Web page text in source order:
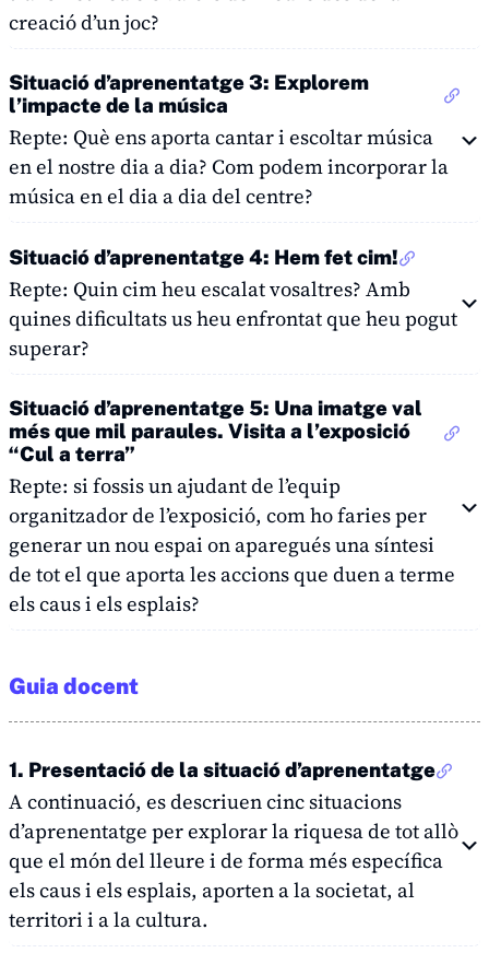
creació d’un joc?
Situació d’aprenentatge 3: Explorem
l’impacte de la música
Repte: Què ens aporta cantar i escoltar música
en el nostre dia a dia? Com podem incorporar la
música en el dia a dia del centre?
Situació d’aprenentatge 4: Hem fet cim!
Repte: Quin cim heu escalat vosaltres? Amb
quines dificultats us heu enfrontat que heu pogut
superar?
Situació d’aprenentatge 5: Una imatge val
més que mil paraules. Visita a l’exposició
“Cul a terra”
Repte: si fossis un ajudant de l’equip
organitzador de l’exposició, com ho faries per
generar un nou espai on aparegués una síntesi
de tot el que aporta les accions que duen a terme
els caus i els esplais?
Guia docent
1. Presentació de la situació d’aprenentatge
A continuació, es descriuen cinc situacions
d’aprenentatge per explorar la riquesa de tot allò
que el món del lleure i de forma més específica
els caus i els esplais, aporten a la societat, al
territori i a la cultura.